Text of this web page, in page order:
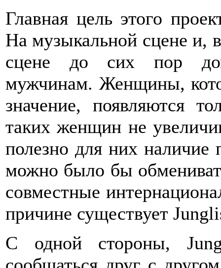
Главная цель этого
На музыкальной сцене и,
сцене до сих пор
мужчинам. Женщины,
значение, появляются
таких женщин не
полезно для них
можно было бы
совместные
причине существует
С одной стороны,